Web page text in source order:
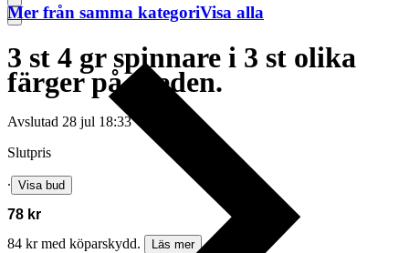
3 st 4 gr spinnare i 3 st olika
färger på skeden.
Avslutad 28 jul 18:33
Slutpris
∙ Visa bud
78 kr
84 kr med köparskydd.
Läs mer
Mer från samma kategoriVisa alla